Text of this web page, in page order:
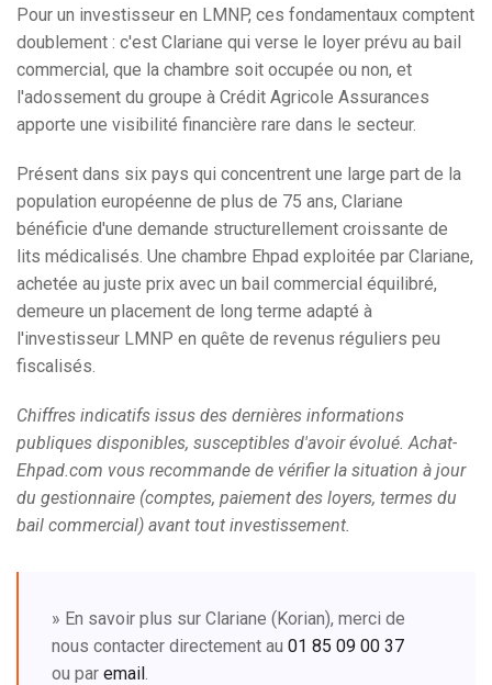
Pour un investisseur en LMNP, ces fondamentaux comptent
doublement : c'est Clariane qui verse le loyer prévu au bail
commercial, que la chambre soit occupée ou non, et
l'adossement du groupe à Crédit Agricole Assurances
apporte une visibilité financière rare dans le secteur.
Présent dans six pays qui concentrent une large part de la
population européenne de plus de 75 ans, Clariane
bénéficie d'une demande structurellement croissante de
lits médicalisés. Une chambre Ehpad exploitée par Clariane,
achetée au juste prix avec un bail commercial équilibré,
demeure un placement de long terme adapté à
l'investisseur LMNP en quête de revenus réguliers peu
fiscalisés.
Chiffres indicatifs issus des dernières informations
publiques disponibles, susceptibles d'avoir évolué. Achat-
Ehpad.com vous recommande de vérifier la situation à jour
du gestionnaire (comptes, paiement des loyers, termes du
bail commercial) avant tout investissement.
» En savoir plus sur Clariane (Korian), merci de
nous contacter directement au 01 85 09 00 37
ou par email